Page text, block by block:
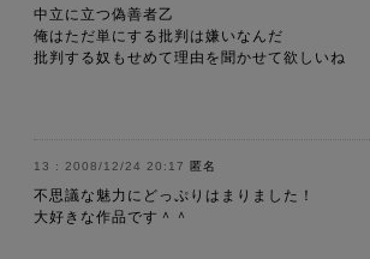
中立に立つ偽善者乙
俺はただ単にする批判は嫌いなんだ
批判する奴もせめて理由を聞かせて欲しいね
2008/12/24 20:17 匿名
不思議な魅力にどっぷりはまりました！
大好きな作品です＾＾